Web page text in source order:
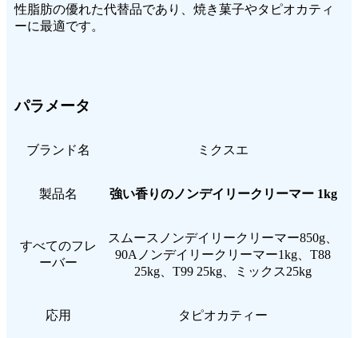
性脂肪の優れた代替品であり、焼き菓子やタピオカティ
ーに最適です。
パラメータ
ブランド名 ミクスエ
製品名 強い香りのノンデイリークリーマー 1kg
すべてのフレ
ーバー
スムースノンデイリークリーマー850g、
90Aノンデイリークリーマー1kg、T88
25kg、T99 25kg、ミックス25kg
応用 タピオカティー